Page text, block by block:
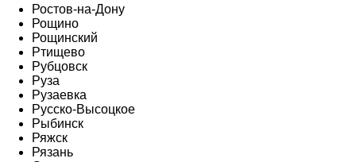
Ростов-на-Дону
Рощино
Рощинский
Ртищево
Рубцовск
Руза
Рузаевка
Русско-Высоцкое
Рыбинск
Ряжск
Рязань